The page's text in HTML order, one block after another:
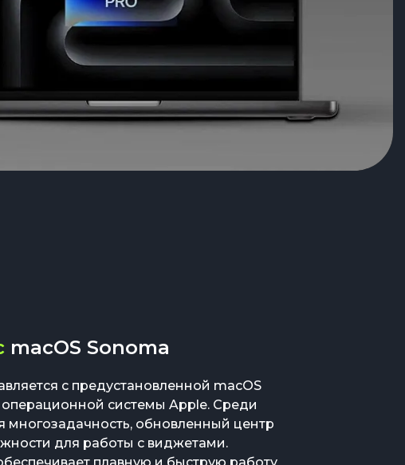
macOS Sonoma
с предустановленной macOS
системы Apple. Среди
обновленный центр
для работы с виджетами.